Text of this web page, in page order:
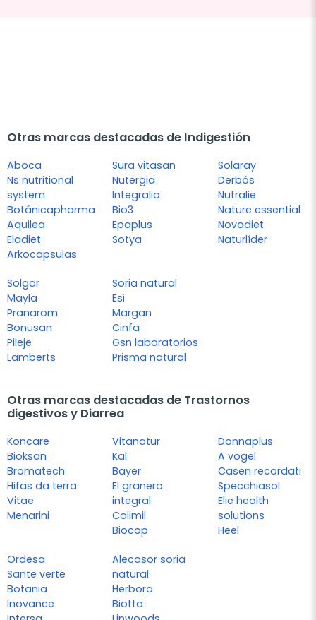
Otras marcas destacadas de Indigestión
Aboca
Ns nutritional
system
Botánicapharma
Aquilea
Eladiet
Arkocapsulas
Sura vitasan
Nutergia
Integralia
Bio3
Epaplus
Sotya
Solaray
Derbós
Nutralie
Nature essential
Novadiet
Naturlíder
Solgar
Mayla
Pranarom
Bonusan
Pileje
Lamberts
Soria natural
Esi
Margan
Cinfa
Gsn laboratorios
Prisma natural
Otras marcas destacadas de Trastornos
digestivos y Diarrea
Koncare
Bioksan
Bromatech
Hifas da terra
Vitae
Menarini
Vitanatur
Kal
Bayer
El granero
integral
Colimil
Biocop
Donnaplus
A vogel
Casen recordati
Specchiasol
Elie health
solutions
Heel
Ordesa
Sante verte
Botania
Inovance
Alecosor soria
natural
Herbora
Biotta